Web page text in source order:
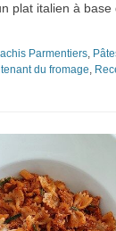
plat italien à base
Parmentiers,
du fromage,